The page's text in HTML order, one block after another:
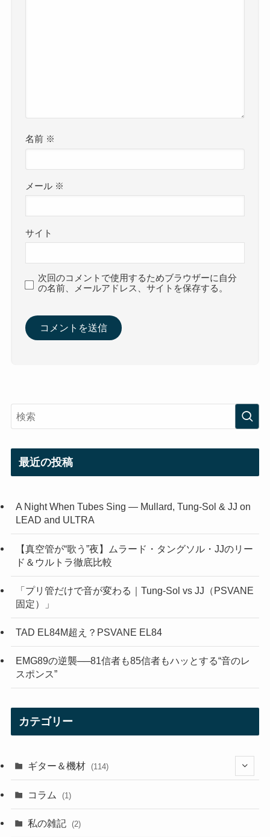
名前 ※
メール ※
サイト
次回のコメントで使用するためブラウザーに自分
の名前、メールアドレス、サイトを保存する。
最近の投稿
A Night When Tubes Sing — Mullard, Tung-Sol & JJ on
LEAD and ULTRA
【真空管が“歌う”夜】ムラード・タングソル・JJのリー
ド＆ウルトラ徹底比較
「プリ管だけで音が変わる｜Tung-Sol vs JJ（PSVANE
固定）」
TAD EL84M超え？PSVANE EL84
EMG89の逆襲──81信者も85信者もハッとする“音のレ
スポンス”
カテゴリー
ギター＆機材 (114)
(29)
コラム (1)
私の雑記 (2)